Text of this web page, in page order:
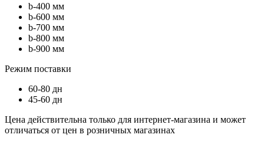
b-400 мм
b-600 мм
b-700 мм
b-800 мм
b-900 мм
Режим поставки
60-80 дн
45-60 дн
Цена действительна только для интернет-магазина и может
отличаться от цен в розничных магазинах